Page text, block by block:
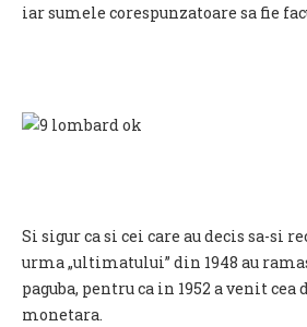
iar sumele corespunzatoare sa fie
Si sigur ca si cei care au decis sa-si
urma „ultimatului” din 1948 au
paguba, pentru ca in 1952 a venit
monetara.